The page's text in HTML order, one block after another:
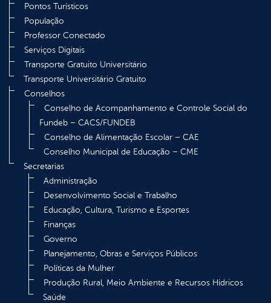
Pontos Turísticos
População
Professor Conectado
Serviços Digitais
Transporte Gratuito Universitário
Transporte Universitário Gratuito
Conselhos
Conselho de Acompanhamento e Controle Social do
Fundeb – CACS/FUNDEB
Conselho de Alimentação Escolar – CAE
Conselho Municipal de Educação – CME
Secretarias
Administração
Desenvolvimento Social e Trabalho
Educação, Cultura, Turismo e Esportes
Finanças
Governo
Planejamento, Obras e Serviços Públicos
Políticas da Mulher
Produção Rural, Meio Ambiente e Recursos Hídricos
Saúde